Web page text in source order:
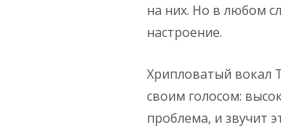
на них. Но в любом
настроение.
Хрипловатый вокал
своим голосом:
проблема, и звучит